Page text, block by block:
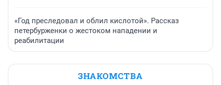
«Год преследовал и облил кислотой». Рассказ
петербурженки о жестоком нападении и
реабилитации
ЗНАКОМСТВА